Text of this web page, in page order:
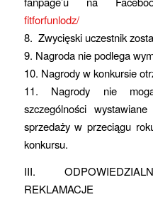
fitforfunlodz/
8. Zwycięski uczestnik
9. Nagroda nie podlega
10. Nagrody w konkursie
11. Nagrody nie
szczególności
sprzedaży w przeciągu
konkursu.
III.
REKLAMACJE